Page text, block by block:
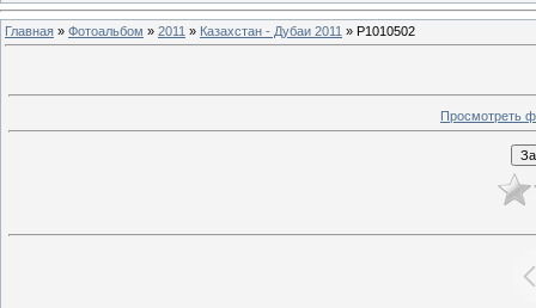
Главная » Фотоальбом » 2011 » Казахстан - Дубаи 2011 » P1010502
Просмотреть